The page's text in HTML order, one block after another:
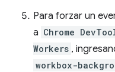
Para forzar un
a Chrome
Workers ,
workbox-